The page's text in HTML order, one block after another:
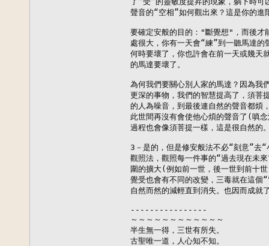
聲音的“空相”如何觀出來？這是你的進
要確定安般的目的："斷覺想"，而後才
處很大，你有一天會“練”到一聽馬達的
何時要壞了，你也許會在前一天或幾天
的馬達要壞了。
為何我們要關心別人家的馬達？因為我
更深的事物，我們的智慧提高了，須菩
的人為噪音，到最後連自然的聲音都煩
此世間再沒有會使他心煩的聲音了(嗔
過程也會像須菩提一樣，這是很自然的
3－是的，但是修安般法不必“刻意”去
觀照法，觀照每一件事的“過去現在未
圍的擴大(例如前一世，後一世到前十
覺受也會有不同的改變，三毒就在這個
自然而然的減輕直到消失。也因而成就
----------------
～～～～～～～～～～～～
半生無一得，三世有所失。
古聖唯一道，人心知不知。